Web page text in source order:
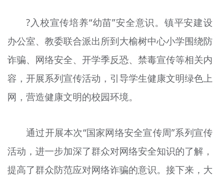
?入校宣传培养“幼苗”安全意识。镇平安建设
办公室、教委联合派出所到大榆树中心小学围绕防
诈骗、网络安全、开学季反恐、禁毒宣传等相关内
容，开展系列宣传活动，引导学生健康文明绿色上
网，营造健康文明的校园环境。
通过开展本次“国家网络安全宣传周”系列宣传
活动，进一步加深了群众对网络安全知识的了解，
提高了群众防范应对网络诈骗的意识。接下来，大